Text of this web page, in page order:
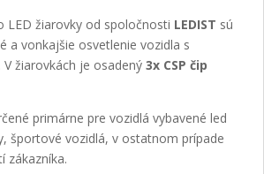
LED žiarovky od spoločnosti LEDIST sú
a vonkajšie osvetlenie vozidla s
. V žiarovkách je osadený 3x CSP čip
primárne pre vozidlá vybavené led
športové vozidlá, v ostatnom prípade
zákazníka.